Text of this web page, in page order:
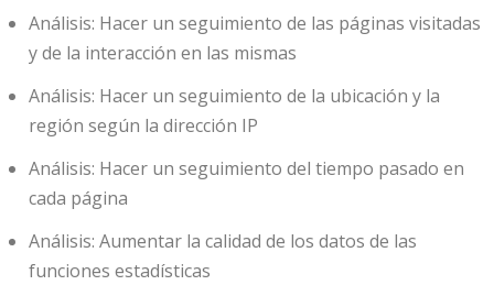
Análisis: Hacer un seguimiento de las páginas visitadas
y de la interacción en las mismas
Análisis: Hacer un seguimiento de la ubicación y la
región según la dirección IP
Análisis: Hacer un seguimiento del tiempo pasado en
cada página
Análisis: Aumentar la calidad de los datos de las
funciones estadísticas